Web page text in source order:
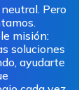
Pero
misión:
soluciones
ayudarte